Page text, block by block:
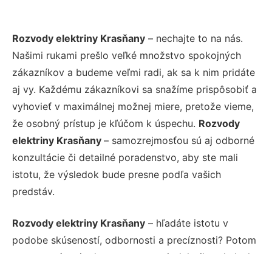
Rozvody elektriny Krasňany – nechajte to na nás.
Našimi rukami prešlo veľké množstvo spokojných
zákazníkov a budeme veľmi radi, ak sa k nim pridáte
aj vy. Každému zákazníkovi sa snažíme prispôsobiť a
vyhovieť v maximálnej možnej miere, pretože vieme,
že osobný prístup je kľúčom k úspechu. Rozvody
elektriny Krasňany – samozrejmosťou sú aj odborné
konzultácie či detailné poradenstvo, aby ste mali
istotu, že výsledok bude presne podľa vašich
predstáv.
Rozvody elektriny Krasňany – hľadáte istotu v
podobe skúseností, odbornosti a precíznosti? Potom